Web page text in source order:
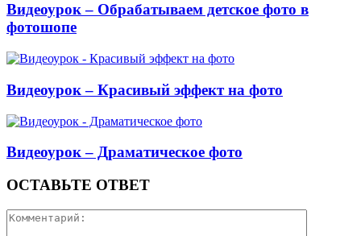
Видеоурок – Обрабатываем детское фото в
фотошопе
Видеоурок – Красивый эффект на фото
Видеоурок – Драматическое фото
ОСТАВЬТЕ ОТВЕТ